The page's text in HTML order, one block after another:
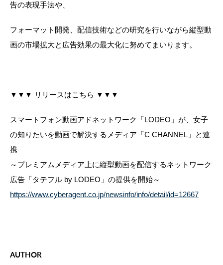
告の表現手法や、
フォーマット開発、配信技術などの研究を行いながら縦型動
画の市場拡大と広告効果の最大化に努めてまいります。
▼▼▼ リリースはこちら ▼▼▼
スマートフォン動画アドネットワーク「LODEO」が、女子
の知りたいを動画で解決するメディア「C CHANNEL」と連
携
～プレミアムメディア上に縦型動画を配信するネットワーク
広告「タテフル by LODEO」の提供を開始～
https://www.cyberagent.co.jp/newsinfo/info/detail/id=12667
AUTHOR